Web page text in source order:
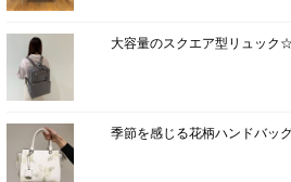
大容量のスクエア型リュック☆
季節を感じる花柄ハンドバッ